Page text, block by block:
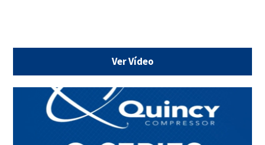
Ver Vídeo